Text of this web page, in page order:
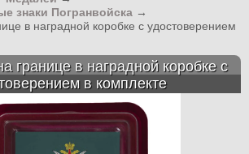
знаки Погранвойска →
в наградной коробке с удостоверением
границе в наградной коробке с
в комплекте